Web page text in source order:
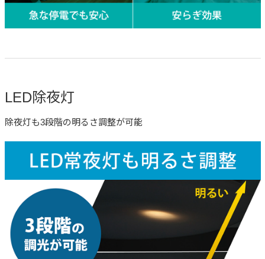
LED除夜灯
除夜灯も3段階の明るさ調整が可能